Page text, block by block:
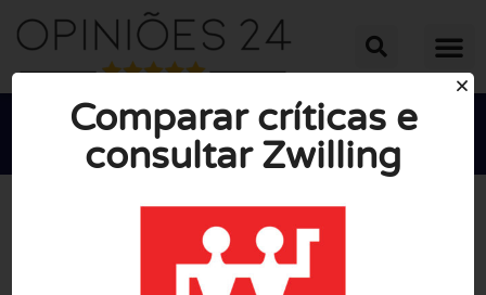
Comparar críticas e
consultar Zwilling